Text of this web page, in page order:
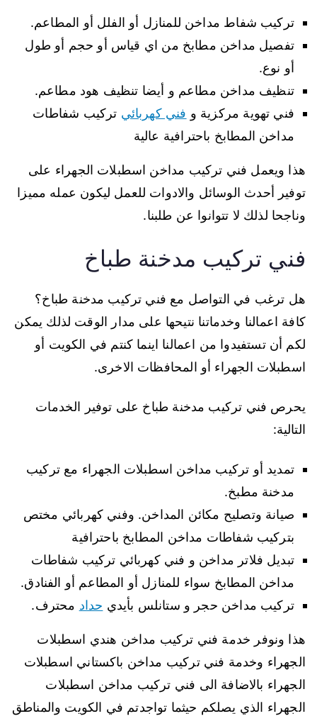
تركيب شفاط مداخن للمنازل أو الفلل أو المطاعم.
تفصيل مداخن مطابخ من اي قياس أو حجم أو طول
أو نوع.
تنظيف مداخن مطاعم و أيضا تنظيف هود مطاعم.
فني تهوية مركزية و فني كهربائي تركيب شفاطات
مداخن المطابخ باحترافية عالية
هذا ويعمل فني تركيب مداخن اسطبلات الجهراء على
توفير أحدث الوسائل والادوات للعمل ليكون عمله مميزا
وناجحا لذلك لا تتوانوا عن طلبنا.
فني تركيب مدخنة طباخ
هل ترغب في التواصل مع فني تركيب مدخنة طباخ؟
كافة اعمالنا وخدماتنا نتيحها على مدار الوقت لذلك يمكن
لكم أن تستفيدوا من اعمالنا اينما كنتم في الكويت أو
اسطبلات الجهراء أو المحافظات الاخرى.
يحرص فني تركيب مدخنة طباخ على توفير الخدمات
التالية:
تمديد أو تركيب مداخن اسطبلات الجهراء مع تركيب
مدخنة مطبخ.
صيانة وتصليح مكائن المداخن. وفني كهربائي مختص
بتركيب شفاطات مداخن المطابخ باحترافية
تبديل فلاتر مداخن و فني كهربائي تركيب شفاطات
مداخن المطابخ سواء للمنازل أو المطاعم أو الفنادق.
تركيب مداخن حجر و ستانلس بأيدي حداد محترف.
هذا ونوفر خدمة فني تركيب مداخن هندي اسطبلات
الجهراء وخدمة فني تركيب مداخن باكستاني اسطبلات
الجهراء بالاضافة الى فني تركيب مداخن اسطبلات
الجهراء الذي يصلكم حيثما تواجدتم في الكويت والمناطق